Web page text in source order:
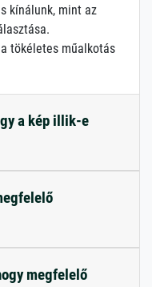
kínálunk, mint az
tökéletes műalkotás
a kép illik-e
megfelelő